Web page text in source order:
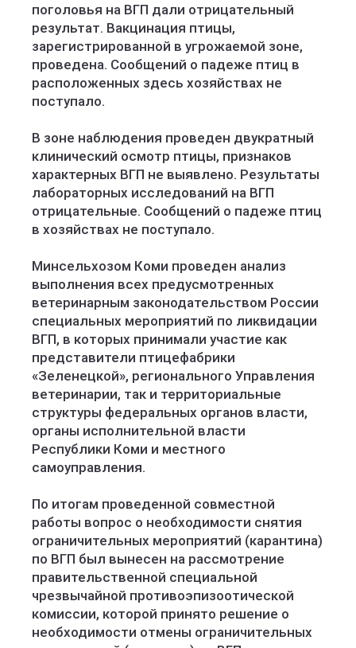
поголовья на ВГП дали отрицательный
результат. Вакцинация птицы,
зарегистрированной в угрожаемой зоне,
проведена. Сообщений о падеже птиц в
расположенных здесь хозяйствах не
поступало.
В зоне наблюдения проведен двукратный
клинический осмотр птицы, признаков
характерных ВГП не выявлено. Результаты
лабораторных исследований на ВГП
отрицательные. Сообщений о падеже птиц
в хозяйствах не поступало.
Минсельхозом Коми проведен анализ
выполнения всех предусмотренных
ветеринарным законодательством России
специальных мероприятий по ликвидации
ВГП, в которых принимали участие как
представители птицефабрики
«Зеленецкой», регионального Управления
ветеринарии, так и территориальные
структуры федеральных органов власти,
органы исполнительной власти
Республики Коми и местного
самоуправления.
По итогам проведенной совместной
работы вопрос о необходимости снятия
ограничительных мероприятий (карантина)
по ВГП был вынесен на рассмотрение
правительственной специальной
чрезвычайной противоэпизоотической
комиссии, которой принято решение о
необходимости отмены ограничительных